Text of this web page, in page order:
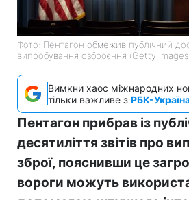
Фото: Пентагон обмежив публічний
випробування озброєння (Getty
Вимкни хаос міжнародних
тільки важливе з РБК-
Пентагон прибрав із
десятиліття звітів про
зброї, пояснивши це
вороги можуть